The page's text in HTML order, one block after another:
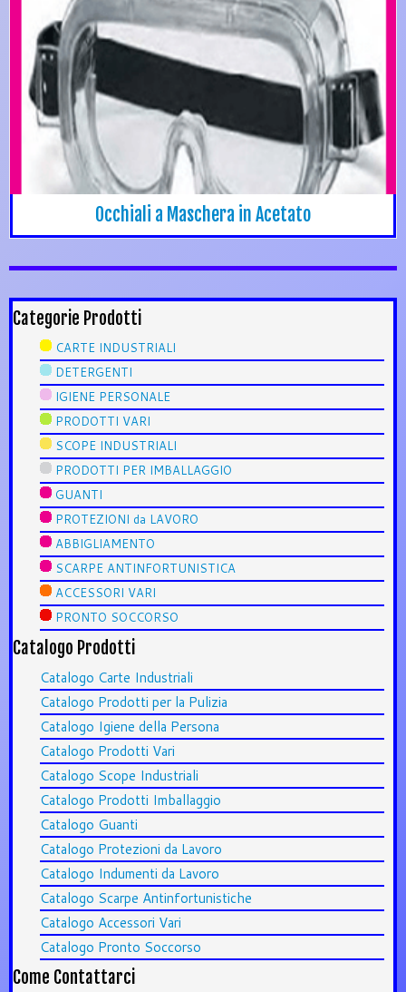
Occhiali a Maschera in Acetato
Categorie Prodotti
CARTE INDUSTRIALI
DETERGENTI
IGIENE PERSONALE
PRODOTTI VARI
SCOPE INDUSTRIALI
PRODOTTI PER IMBALLAGGIO
GUANTI
PROTEZIONI da LAVORO
ABBIGLIAMENTO
SCARPE ANTINFORTUNISTICA
ACCESSORI VARI
PRONTO SOCCORSO
Catalogo Prodotti
Catalogo Carte Industriali
Catalogo Prodotti per la Pulizia
Catalogo Igiene della Persona
Catalogo Prodotti Vari
Catalogo Scope Industriali
Catalogo Prodotti Imballaggio
Catalogo Guanti
Catalogo Protezioni da Lavoro
Catalogo Indumenti da Lavoro
Catalogo Scarpe Antinfortunistiche
Catalogo Accessori Vari
Catalogo Pronto Soccorso
Come Contattarci